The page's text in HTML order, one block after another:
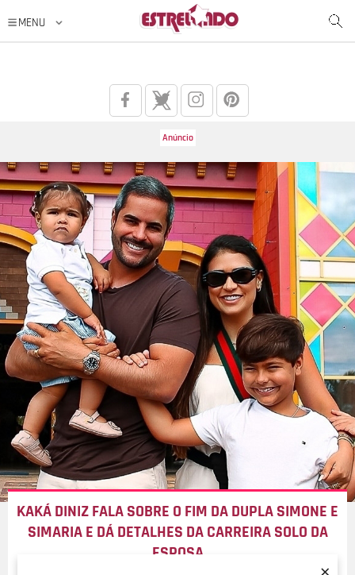
KAKÁ DINIZ FALA SOBRE O FIM DA DUPLA SIMONE E
SIMARIA E DÁ DETALHES DA CARREIRA SOLO DA
ESPOSA